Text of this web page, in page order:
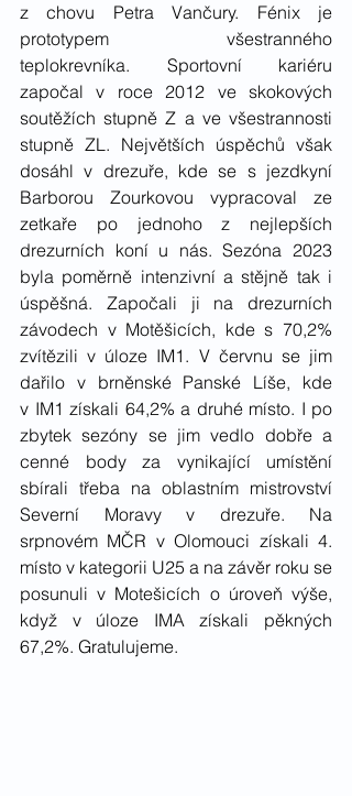
z chovu Petra Vančury. Fénix je
prototypem všestranného
teplokrevníka. Sportovní kariéru
započal v roce 2012 ve skokových
soutěžích stupně Z a ve všestrannosti
stupně ZL. Největších úspěchů však
dosáhl v drezuře, kde se s jezdkyní
Barborou Zourkovou vypracoval ze
zetkaře po jednoho z nejlepších
drezurních koní u nás. Sezóna 2023
byla poměrně intenzivní a stějně tak i
úspěšná. Započali ji na drezurních
závodech v Motěšicích, kde s 70,2%
zvítězili v úloze IM1. V červnu se jim
dařilo v brněnské Panské Líše, kde
v IM1 získali 64,2% a druhé místo. I po
zbytek sezóny se jim vedlo dobře a
cenné body za vynikající umístění
sbírali třeba na oblastním mistrovství
Severní Moravy v drezuře. Na
srpnovém MČR v Olomouci získali 4.
místo v kategorii U25 a na závěr roku se
posunuli v Motešicích o úroveň výše,
když v úloze IMA získali pěkných
67,2%. Gratulujeme.